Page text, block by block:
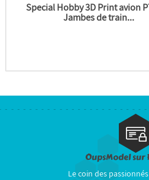
Special Hobby 3D Print avion
Jambes de train...
OupsModel sur
Le coin des